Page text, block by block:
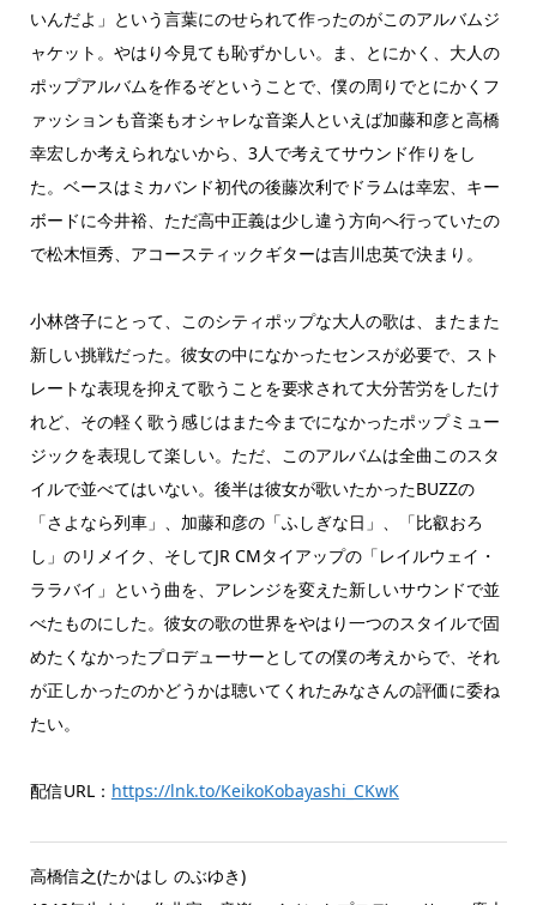
いんだよ」という言葉にのせられて作ったのがこのアルバムジ
ャケット。やはり今見ても恥ずかしい。ま、とにかく、大人の
ポップアルバムを作るぞということで、僕の周りでとにかくフ
ァッションも音楽もオシャレな音楽人といえば加藤和彦と高橋
幸宏しか考えられないから、3人で考えてサウンド作りをし
た。ベースはミカバンド初代の後藤次利でドラムは幸宏、キー
ボードに今井裕、ただ高中正義は少し違う方向へ行っていたの
で松木恒秀、アコースティックギターは吉川忠英で決まり。
小林啓子にとって、このシティポップな大人の歌は、またまた
新しい挑戦だった。彼女の中になかったセンスが必要で、スト
レートな表現を抑えて歌うことを要求されて大分苦労をしたけ
れど、その軽く歌う感じはまた今までになかったポップミュー
ジックを表現して楽しい。ただ、このアルバムは全曲このスタ
イルで並べてはいない。後半は彼女が歌いたかったBUZZの
「さよなら列車」、加藤和彦の「ふしぎな日」、「比叡おろ
し」のリメイク、そしてJR CMタイアップの「レイルウェイ・
ララバイ」という曲を、アレンジを変えた新しいサウンドで並
べたものにした。彼女の歌の世界をやはり一つのスタイルで固
めたくなかったプロデューサーとしての僕の考えからで、それ
が正しかったのかどうかは聴いてくれたみなさんの評価に委ね
たい。
配信URL： https://lnk.to/KeikoKobayashi_CKwK
高橋信之(たかはし のぶゆき)